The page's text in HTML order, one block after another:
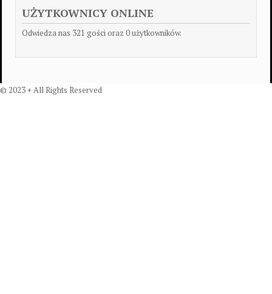
UŻYTKOWNICY ONLINE
Odwiedza nas 321 gości oraz 0 użytkowników.
© 2023 + All Rights Reserved